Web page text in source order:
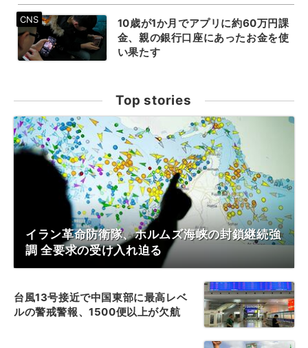
10歳が1か月でアプリに約60万円課
金、親の銀行口座にあったお金を使
い果たす
Top stories
イラン革命防衛隊、ホルムズ海峡の封鎖継続強
調 全要求の受け入れ迫る
台風13号接近で中国東部に最高レベ
ルの警戒警報、1500便以上が欠航